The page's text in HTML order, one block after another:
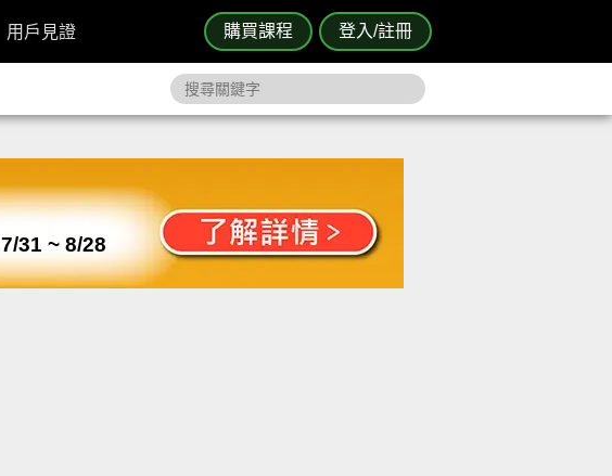
購買課程 登入/註冊
用戶見證
7/31 ~ 8/28